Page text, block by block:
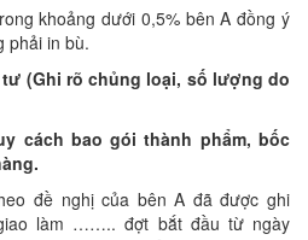
khoảng dưới 0,5% bên A đồng ý
phải in bù.
ư (Ghi rõ chủng loại, số lượng do
cách bao gói thành phẩm, bốc
đề nghị của bên A đã được ghi
làm …….. đợt bắt đầu từ ngày